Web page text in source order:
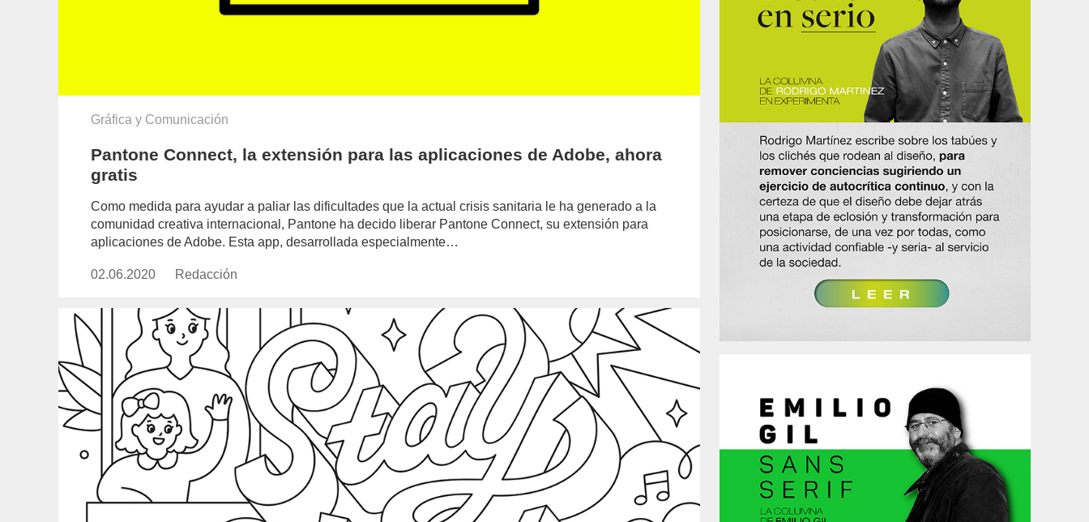
Gráfica y Comunicación
Pantone Connect, la extensión para las aplicaciones de Adobe, ahora
gratis
Como medida para ayudar a paliar las dificultades que la actual crisis sanitaria le ha generado a la
comunidad creativa internacional, Pantone ha decido liberar Pantone Connect, su extensión para
aplicaciones de Adobe. Esta app, desarrollada especialmente…
Publicado
02.06.2020 https://www.experimenta.es/author/redaccion/
Redacción